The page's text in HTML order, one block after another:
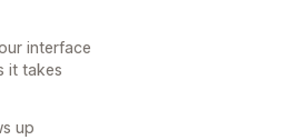
interface
it takes
up